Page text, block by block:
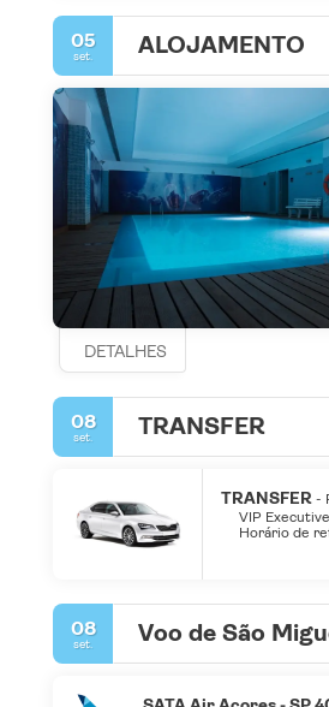
05
set. ALOJAMENTO
DETALHES
08
set. TRANSFER
TRANSFER -
VIP
Horário de
08
set. Voo de São